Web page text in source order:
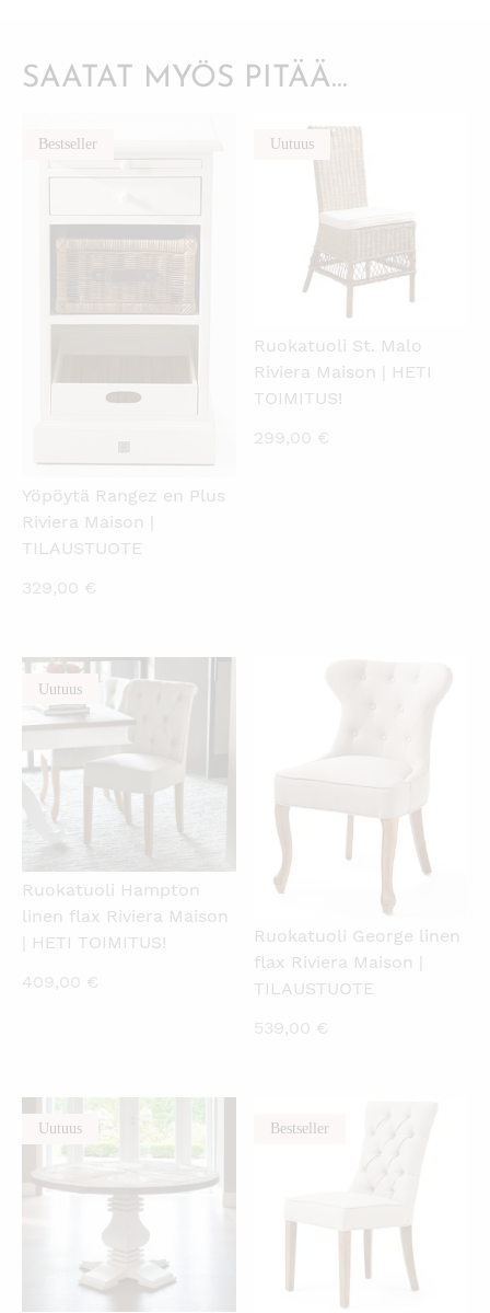
SAATAT MYÖS PITÄÄ...
BestsellerKATSO PIKANÄKYMÄ
Yöpöytä Rangez en Plus
Riviera Maison |
TILAUSTUOTE
329,00 €
UutuusKATSO PIKANÄKYMÄ
Ruokatuoli St. Malo
Riviera Maison | HETI
TOIMITUS!
299,00 €
UutuusKATSO PIKANÄKYMÄ
Ruokatuoli Hampton
linen flax Riviera Maison
| HETI TOIMITUS!
409,00 €
Ruokatuoli George linen
flax Riviera Maison |
TILAUSTUOTE
539,00 €
UutuusKATSO PIKANÄKYMÄ BestsellerKATSO PIKANÄKYMÄ